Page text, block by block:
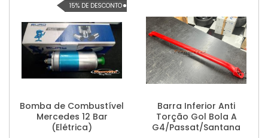
15% DE DESCONTO
Bomba de Combustível
Mercedes 12 Bar
(Elétrica)
Barra Inferior Anti
Torção Gol Bola A
G4/Passat/Santana